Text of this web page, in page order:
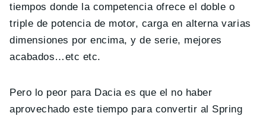
tiempos donde la competencia ofrece el doble o
triple de potencia de motor, carga en alterna varias
dimensiones por encima, y de serie, mejores
acabados…etc etc.
Pero lo peor para Dacia es que el no haber
aprovechado este tiempo para convertir al Spring